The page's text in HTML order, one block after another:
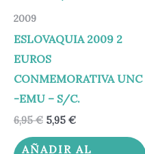
2009
ESLOVAQUIA 2009 2
EUROS
CONMEMORATIVA UNC
-EMU – S/C.
6,95€ 5,95 €
AÑADIR AL